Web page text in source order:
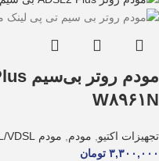
W۸۹۶۱N
تجهیزات اکتیو, مودم, مودم ADSL/VDSL
۳,۳۰۰,۰۰۰ تومان